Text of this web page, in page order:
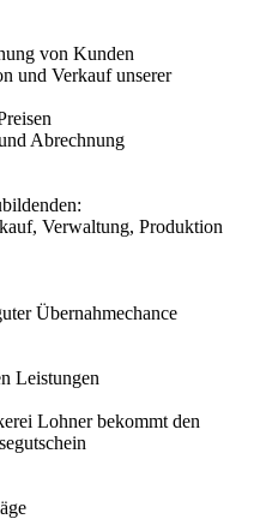
von Kunden
und Verkauf unserer
Abrechnung
Verwaltung, Produktion
Übernahmechance
Leistungen
Lohner bekommt den